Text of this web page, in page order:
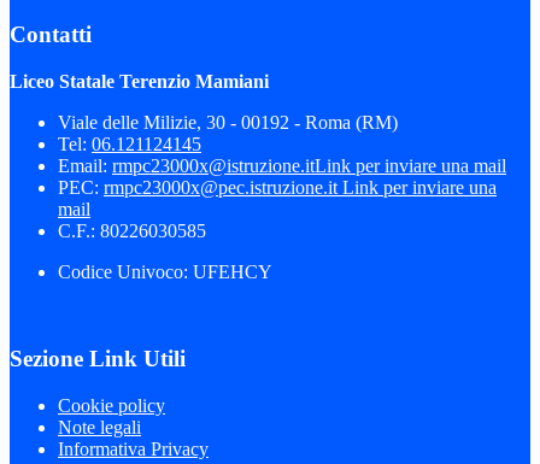
Contatti
Liceo Statale Terenzio Mamiani
Viale delle Milizie, 30 - 00192 - Roma (RM)
Tel: 06.121124145
Email: rmpc23000x@istruzione.itLink per inviare una mail
PEC: rmpc23000x@pec.istruzione.it Link per inviare una
mail
C.F.: 80226030585
Codice Univoco: UFEHCY
Sezione Link Utili
Cookie policy
Note legali
Informativa Privacy